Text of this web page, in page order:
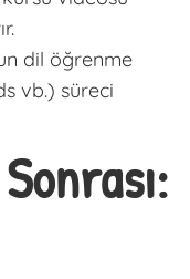
dil öğrenme
vb.) süreci